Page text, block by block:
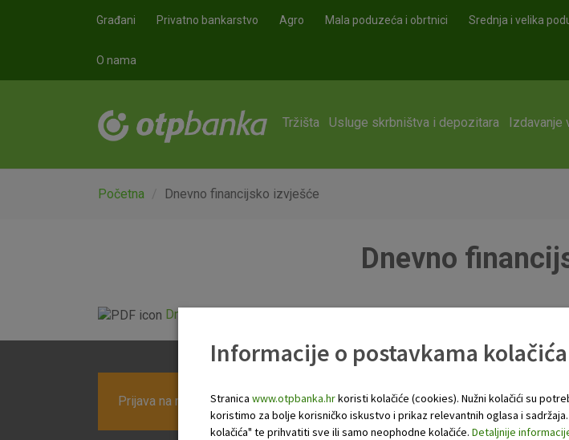
Građani Privatno bankarstvo Agro Mala poduzeća i obrtnici Srednja i velika
O nama
Tržišta Usluge skrbništva i depozitara Izdavanje
Početna Dnevno financijsko izvješće
Dnevno
Dnevno financijsko izvješće.pdf
Prijava na newsletter OTP banke
Informacije o postavkama kolačića
Stranica www.otpbanka.hrkoristi kolačiće (cookies). Nužni kolačići su
koristimo za bolje korisničko iskustvo i prikaz relevantnih oglasa i
kolačića" te prihvatiti sve ili samo neophodne kolačiće. Detaljnije